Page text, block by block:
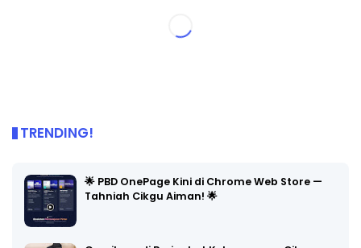
TRENDING!
🌟 PBD OnePage Kini di Chrome Web Store —
Tahniah Cikgu Aiman! 🌟